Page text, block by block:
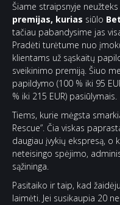
Šiame straipsnyje
premijas, kurias siūlo
tačiau pabandysime jas
Pradėti turėtume nuo
klientams už sąskaitų
sveikinimo premiją. Šiuo
papildymo (100 % iki 95
% iki 215 EUR) pasiūlymais.
Tiems, kurie mėgsta
Rescue”. Čia viskas
daugiau įvykių ekspresą,
neteisingo spėjimo,
sąžininga.
Pasitaiko ir taip, kad
laimėti. Jei susikaupia 20